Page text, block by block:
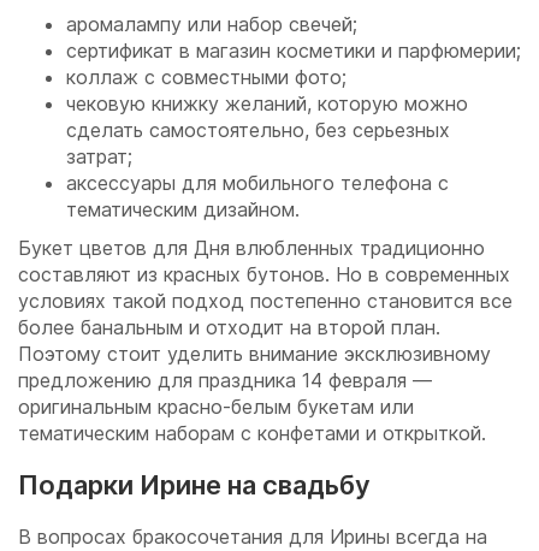
аромалампу или набор свечей;
сертификат в магазин косметики и парфюмерии;
коллаж с совместными фото;
чековую книжку желаний, которую можно
сделать самостоятельно, без серьезных
затрат;
аксессуары для мобильного телефона с
тематическим дизайном.
Букет цветов для Дня влюбленных традиционно
составляют из красных бутонов. Но в современных
условиях такой подход постепенно становится все
более банальным и отходит на второй план.
Поэтому стоит уделить внимание эксклюзивному
предложению для праздника 14 февраля —
оригинальным красно-белым букетам или
тематическим наборам с конфетами и открыткой.
Подарки Ирине на свадьбу
В вопросах бракосочетания для Ирины всегда на